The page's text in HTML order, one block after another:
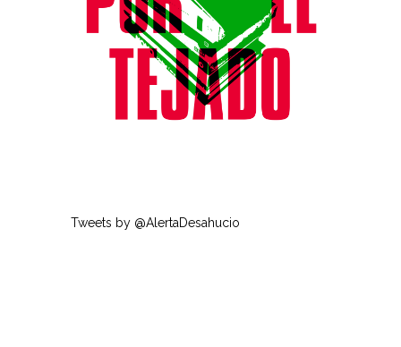
Tweets by @AlertaDesahucio